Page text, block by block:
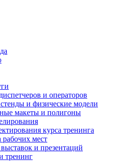
тренажерных комплексов
и операторов
и физические модели
макеты и полигоны
курса тренинга
мест
и презентаций
тренинг